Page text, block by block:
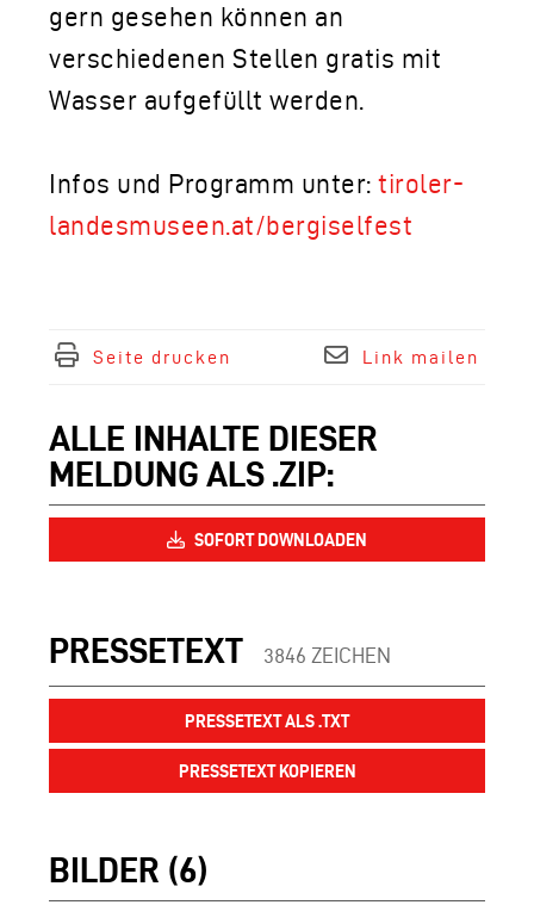
gern gesehen können an
verschiedenen Stellen gratis mit
Wasser aufgefüllt werden.
Infos und Programm unter: tiroler-
landesmuseen.at/bergiselfest
Seite drucken Link mailen
ALLE INHALTE DIESER
MELDUNG ALS .ZIP:
SOFORT DOWNLOADEN
PRESSETEXT 3846 ZEICHEN
PRESSETEXT ALS .TXT
PRESSETEXT KOPIEREN
BILDER (6)